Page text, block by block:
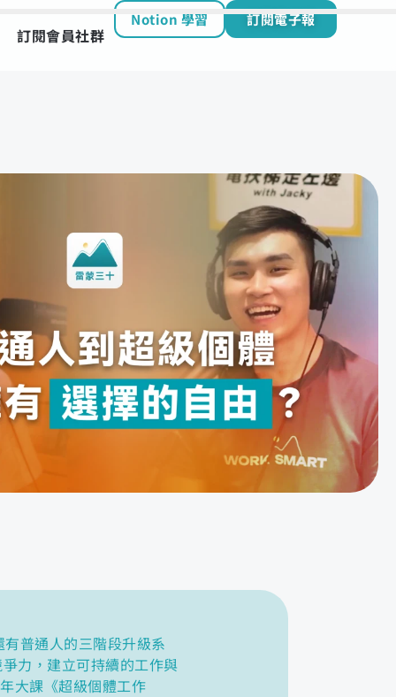
訂閱會員社群
Notion 學習 訂閱電子報
普通人的三階段升級系
力，建立可持續的工作與
大課《超級個體工作